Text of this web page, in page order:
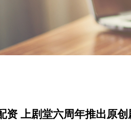
资 上剧堂六周年推出原